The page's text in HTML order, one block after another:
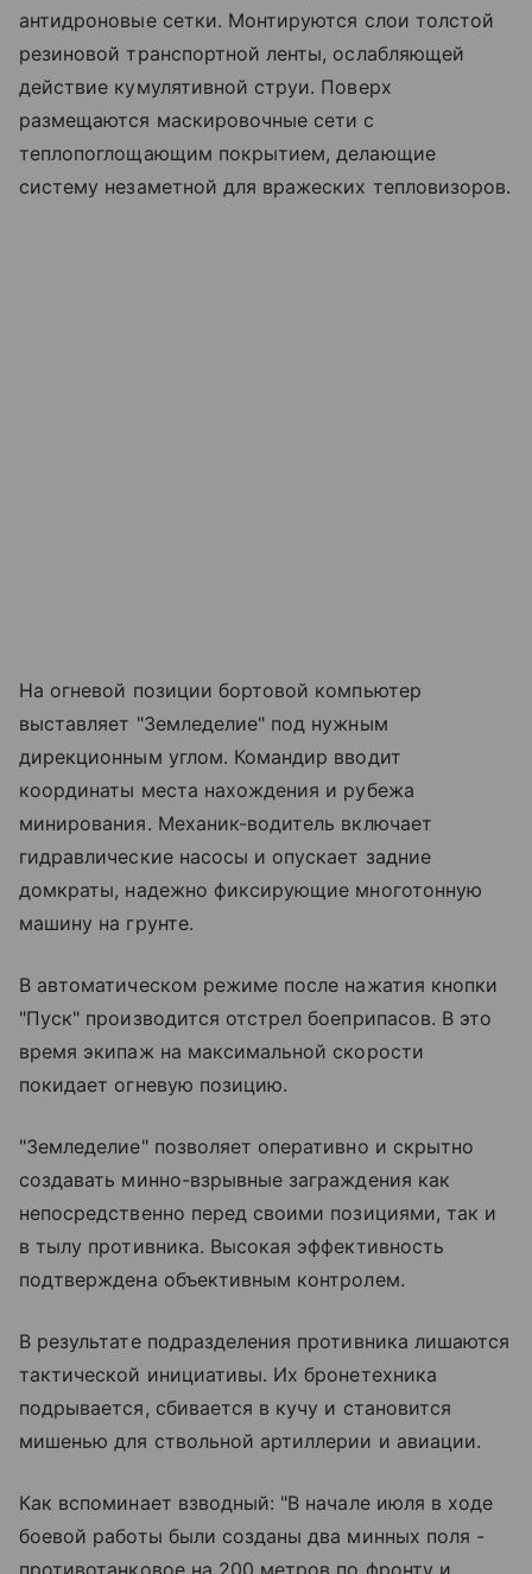
антидроновые сетки. Монтируются слои толстой
резиновой транспортной ленты, ослабляющей
действие кумулятивной струи. Поверх
размещаются маскировочные сети с
теплопоглощающим покрытием, делающие
систему незаметной для вражеских тепловизоров.
На огневой позиции бортовой компьютер
выставляет "Земледелие" под нужным
дирекционным углом. Командир вводит
координаты места нахождения и рубежа
минирования. Механик-водитель включает
гидравлические насосы и опускает задние
домкраты, надежно фиксирующие многотонную
машину на грунте.
В автоматическом режиме после нажатия кнопки
"Пуск" производится отстрел боеприпасов. В это
время экипаж на максимальной скорости
покидает огневую позицию.
"Земледелие" позволяет оперативно и скрытно
создавать минно-взрывные заграждения как
непосредственно перед своими позициями, так и
в тылу противника. Высокая эффективность
подтверждена объективным контролем.
В результате подразделения противника лишаются
тактической инициативы. Их бронетехника
подрывается, сбивается в кучу и становится
мишенью для ствольной артиллерии и авиации.
Как вспоминает взводный: "В начале июля в ходе
боевой работы были созданы два минных поля -
противотанковое на 200 метров по фронту и